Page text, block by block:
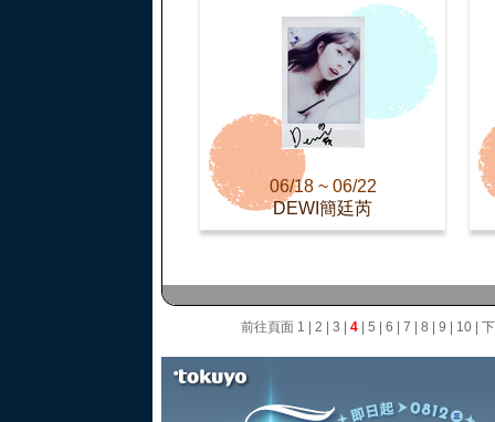
06/18 ~ 06/22
DEWI簡廷芮
前往頁面 1 2 3 4| 5 6 7 8 9 10|